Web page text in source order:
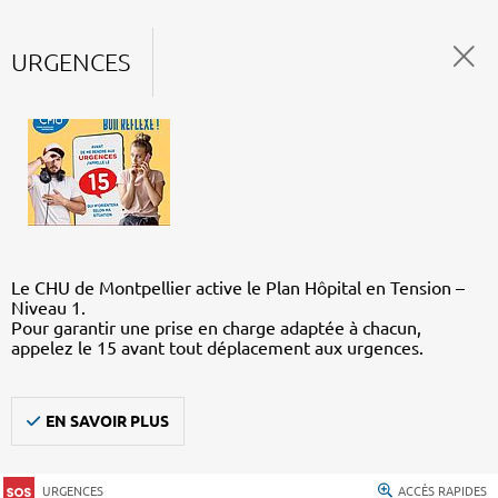
URGENCES
Le CHU de Montpellier active le Plan Hôpital en Tension –
Niveau 1.
Pour garantir une prise en charge adaptée à chacun,
appelez le 15 avant tout déplacement aux urgences.
EN SAVOIR PLUS
URGENCES ACCÈS RAPIDES